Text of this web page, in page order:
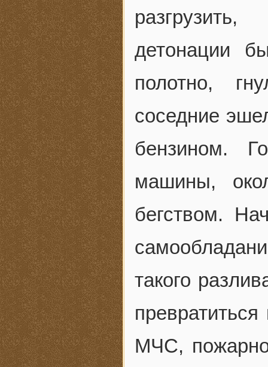
детонации
полотно,
соседние
бензином.
машины,
бегством.
такого
МЧС,